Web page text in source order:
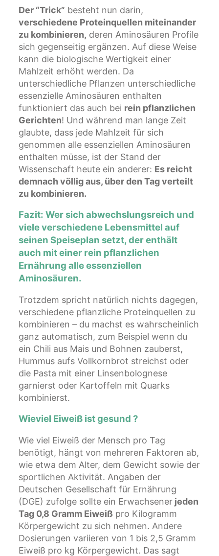
Der “Trick” besteht nun darin,
verschiedene Proteinquellen miteinander
zu kombinieren, deren Aminosäuren Profile
sich gegenseitig ergänzen. Auf diese Weise
kann die biologische Wertigkeit einer
Mahlzeit erhöht werden. Da
unterschiedliche Pflanzen unterschiedliche
essenzielle Aminosäuren enthalten
funktioniert das auch bei rein pflanzlichen
Gerichten! Und während man lange Zeit
glaubte, dass jede Mahlzeit für sich
genommen alle essenziellen Aminosäuren
enthalten müsse, ist der Stand der
Wissenschaft heute ein anderer: Es reicht
demnach völlig aus, über den Tag verteilt
zu kombinieren.
Fazit: Wer sich abwechslungsreich und
viele verschiedene Lebensmittel auf
seinen Speiseplan setzt, der enthält
auch mit einer rein pflanzlichen
Ernährung alle essenziellen
Aminosäuren.
Trotzdem spricht natürlich nichts dagegen,
verschiedene pflanzliche Proteinquellen zu
kombinieren – du machst es wahrscheinlich
ganz automatisch, zum Beispiel wenn du
ein Chili aus Mais und Bohnen zauberst,
Hummus aufs Vollkornbrot streichst oder
die Pasta mit einer Linsenbolognese
garnierst oder Kartoffeln mit Quarks
kombinierst.
Wieviel Eiweiß ist gesund ?
Wie viel Eiweiß der Mensch pro Tag
benötigt, hängt von mehreren Faktoren ab,
wie etwa dem Alter, dem Gewicht sowie der
sportlichen Aktivität. Angaben der
Deutschen Gesellschaft für Ernährung
(DGE) zufolge sollte ein Erwachsener jeden
Tag 0,8 Gramm Eiweiß pro Kilogramm
Körpergewicht zu sich nehmen. Andere
Dosierungen variieren von 1 bis 2,5 Gramm
Eiweiß pro kg Körpergewicht. Das sagt